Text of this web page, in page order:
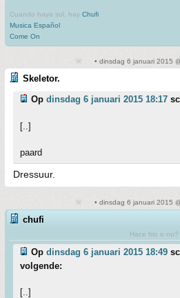
Cuando haya sol, hay Chufi
Musica Español
Come On
• dinsdag 6 januari 2015
Skeletor.
Op dinsdag 6 januari 2015 18:17
[..]
paard
Dressuur.
• dinsdag 6 januari 2015
chufi
Hace frio o no?
Op dinsdag 6 januari 2015 18:49
volgende:
[..]